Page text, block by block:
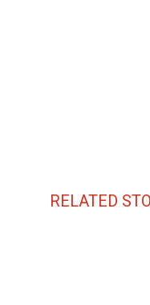
RELATED